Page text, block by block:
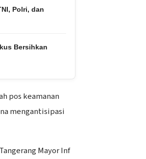
Polri, dan
Bersihkan
pos keamanan
mengantisipasi
Mayor Inf